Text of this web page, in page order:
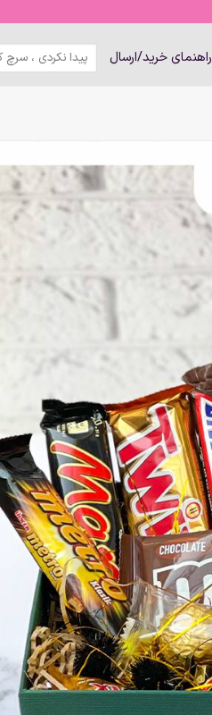
راهنمای خرید/ارسال
جستجو
برای: